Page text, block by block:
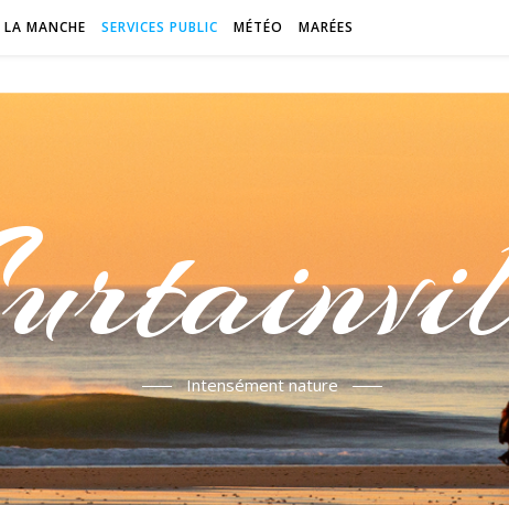
LA MANCHE SERVICES PUBLIC MÉTÉO MARÉES
Intensément nature